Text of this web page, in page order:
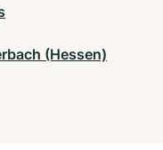
(Hessen)